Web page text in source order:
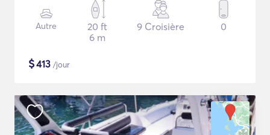
Autre
20 ft
6 m
9 Croisière 0
$413 /jour